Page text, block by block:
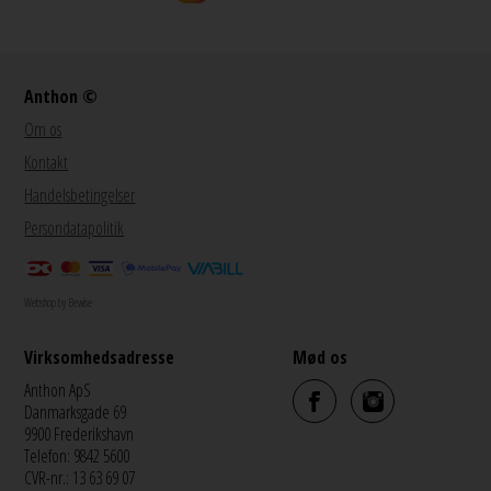
Anthon ©
Om os
Kontakt
Handelsbetingelser
Persondatapolitik
Webshop by Bewise
Virksomhedsadresse
Anthon ApS
Danmarksgade 69
9900 Frederikshavn
Telefon: 9842 5600
CVR-nr.: 13 63 69 07
Mød os